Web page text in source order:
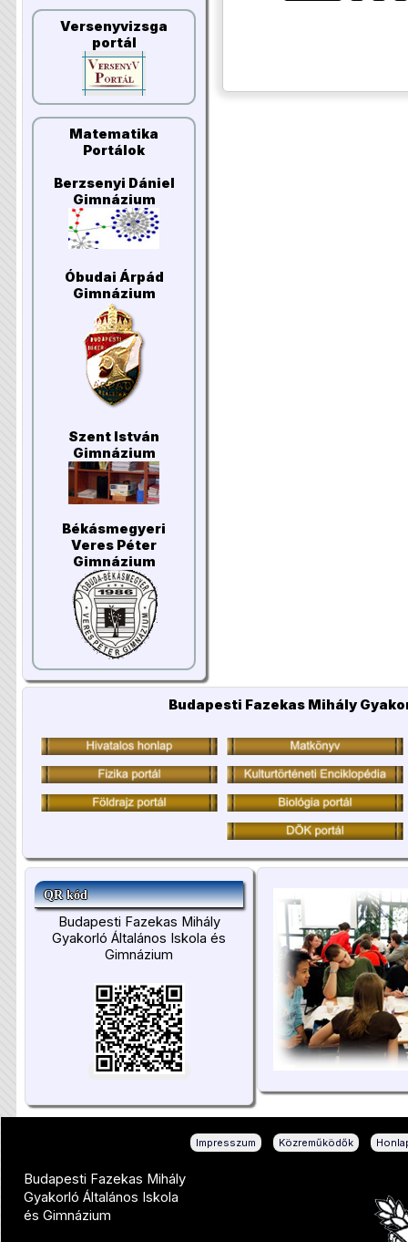
Versenyvizsga
portál
Matematika
Portálok
Berzsenyi Dániel
Gimnázium
Óbudai Árpád
Gimnázium
Szent István
Gimnázium
Békásmegyeri
Veres Péter
Gimnázium
Budapesti Fazekas Mihály
QR kód
Budapesti Fazekas Mihály
Gyakorló Általános Iskola és
Gimnázium
Impresszum Közreműködők
Budapesti Fazekas Mihály
Gyakorló Általános Iskola
és Gimnázium